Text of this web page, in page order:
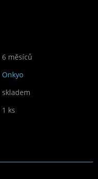
6 měsíců
Onkyo
skladem
1 ks